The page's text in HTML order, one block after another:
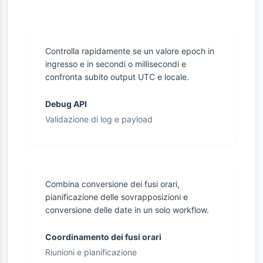
Controlla rapidamente se un valore epoch in
ingresso e in secondi o millisecondi e
confronta subito output UTC e locale.
Debug API
Validazione di log e payload
Combina conversione dei fusi orari,
pianificazione delle sovrapposizioni e
conversione delle date in un solo workflow.
Coordinamento dei fusi orari
Riunioni e pianificazione